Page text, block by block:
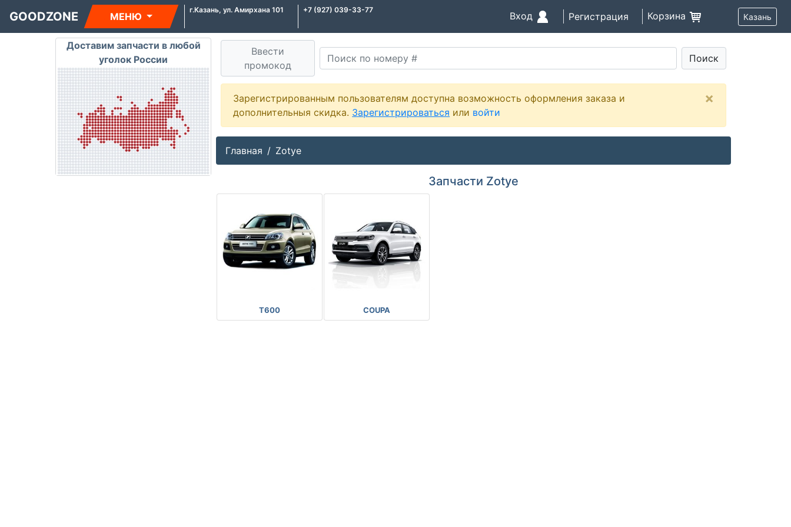
GOODZONE МЕНЮ
г.Казань, ул. Амирхана 101 +7 (927) 039-33-77
Вход Регистрация Корзина Казань
Доставим запчасти в любой
уголок России
Ввести
промокод
Поиск
Зарегистрированным пользователям доступна возможность оформления заказа и
дополнительныя скидка. Зарегистрироваться или войти
×
Главная Zotye
Запчасти Zotye
T600 COUPA